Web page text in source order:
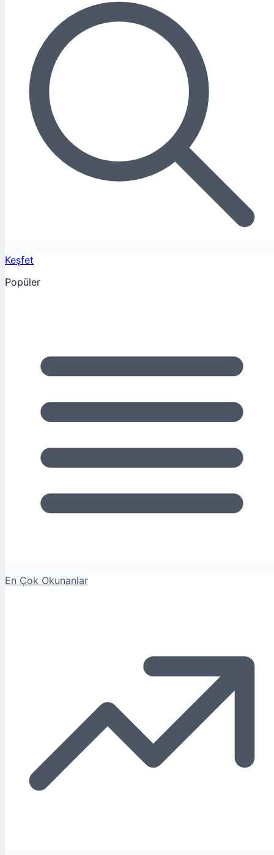
Keşfet
Popüler
En Çok Okunanlar